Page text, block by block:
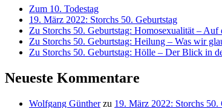
Zum 10. Todestag
19. März 2022: Storchs 50. Geburtstag
Zu Storchs 50. Geburtstag: Homosexualität –
Zu Storchs 50. Geburtstag: Heilung – Was wir
Zu Storchs 50. Geburtstag: Hölle – Der Blick in
Neueste Kommentare
Wolfgang Güntherzu 19. März 2022: Storchs 50.